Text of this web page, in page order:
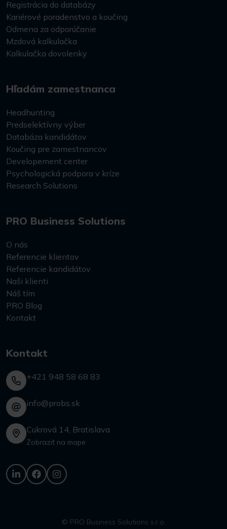
Registrácia do databázy
Kariérové poradenstvo a koučing
Odmena za odporúčanie
Mzdová kalkulačka
Kalkulačka dovolenky
Hľadám zamestnanca
Headhunting
Predselektívny výber
Databáza kandidátov
Koučing pre zamestnancov
Developement center
Psychologická podpora v kríze
Research Solutions
PRO Business Solutions
O nás
Referencie klientov
Referencie kandidátov
Naši klienti
Náš tím
PRO Blog
Kontakt
Kontakt
+421 948 58 68 83
info@probs.sk
Cukrová 14, Bratislava
Zobraziť na mape
© PRO Business Solutions s.r.o.